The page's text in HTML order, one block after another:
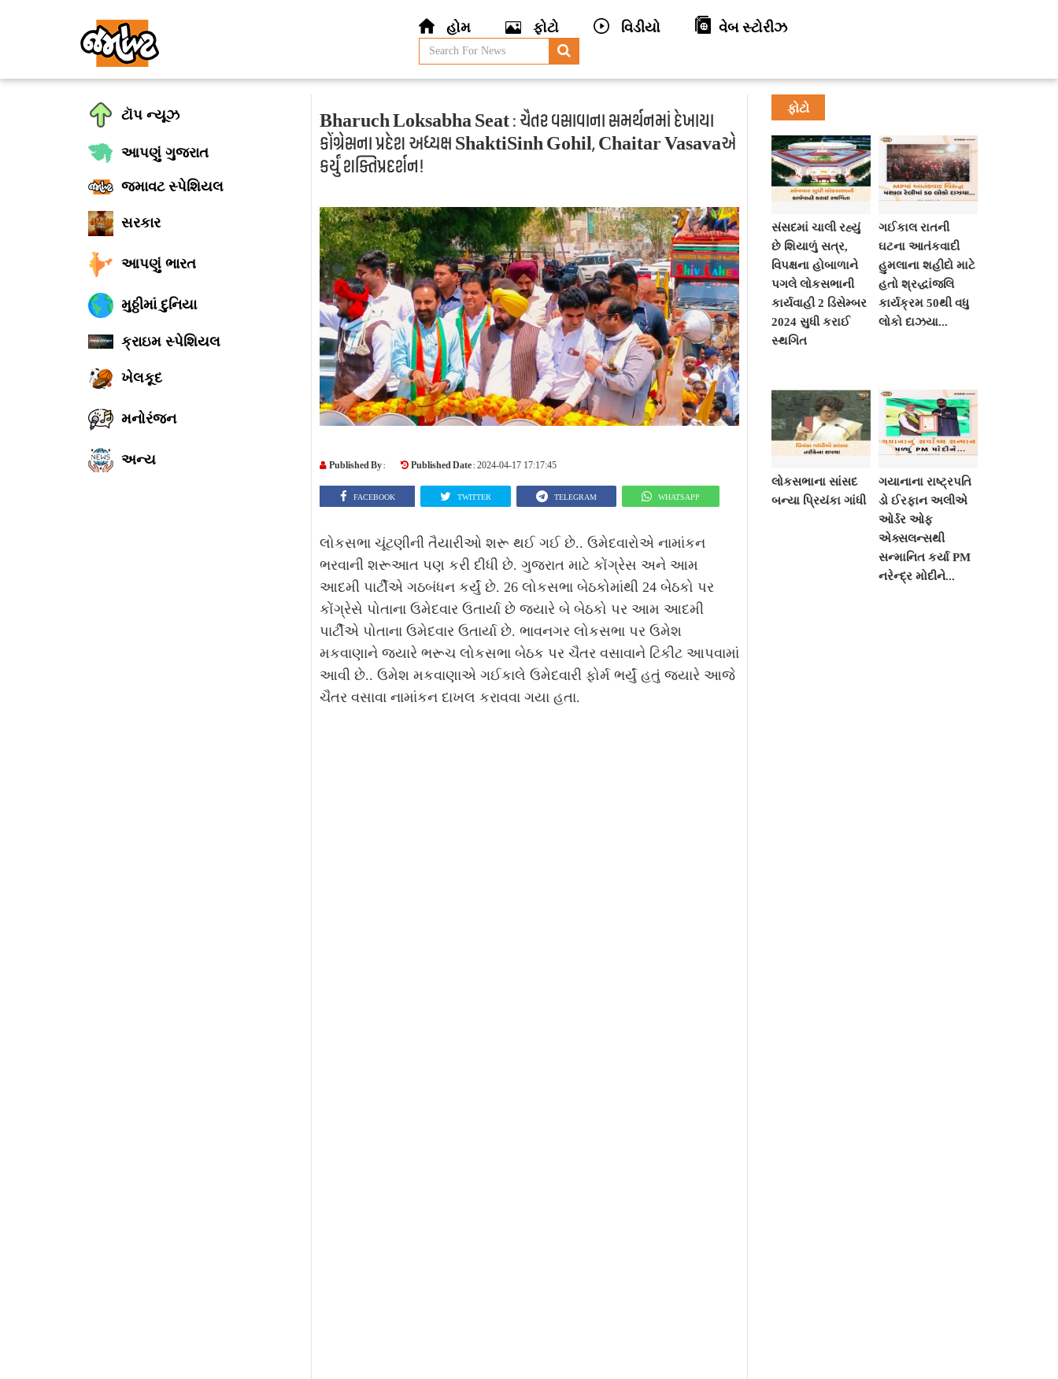
હોમ ફોટો વિડીયો વેબ સ્ટોરીઝ
ટૉપ ન્યૂઝ
આપણું ગુજરાત
જમાવટ સ્પેશિયલ
સરકાર
આપણું ભારત
મુઠ્ઠીમાં દુનિયા
ક્રાઇમ સ્પેશિયલ
ખેલકૂદ
મનોરંજન
અન્ય
Bharuch Loksabha Seat : ચૈતર વસાવાના સમર્થનમાં દેખાયા
કોંગ્રેસના પ્રદેશ અધ્યક્ષ ShaktiSinh Gohil, Chaitar Vasavaએ
કર્યું શક્તિપ્રદર્શન!
Published By : Published Date : 2024-04-17 17:17:45
FACEBOOK TWITTER TELEGRAM WHATSAPP
લોકસભા ચૂંટણીની તૈયારીઓ શરૂ થઈ ગઈ છે.. ઉમેદવારોએ નામાંકન
ભરવાની શરૂઆત પણ કરી દીધી છે. ગુજરાત માટે કોંગ્રેસ અને આમ
આદમી પાર્ટીએ ગઠબંધન કર્યું છે. 26 લોકસભા બેઠકોમાંથી 24 બેઠકો પર
કોંગ્રેસે પોતાના ઉમેદવાર ઉતાર્યા છે જ્યારે બે બેઠકો પર આમ આદમી
પાર્ટીએ પોતાના ઉમેદવાર ઉતાર્યા છે. ભાવનગર લોકસભા પર ઉમેશ
મકવાણાને જ્યારે ભરૂચ લોકસભા બેઠક પર ચૈતર વસાવાને ટિકીટ આપવામાં
આવી છે.. ઉમેશ મકવાણાએ ગઈકાલે ઉમેદવારી ફોર્મ ભર્યું હતું જ્યારે આજે
ચૈતર વસાવા નામાંકન દાખલ કરાવવા ગયા હતા.
ફોટો
સંસદમાં ચાલી રહ્યું
છે શિયાળું સત્ર,
વિપક્ષના હોબાળાને
પગલે લોકસભાની
કાર્યવાહી 2 ડિસેમ્બર
2024 સુધી કરાઈ
સ્થગિત
ગઈકાલ રાતની
ઘટના આતંકવાદી
હુમલાના શહીદો માટે
હતો શ્રદ્ધાંજલિ
કાર્યક્રમ 50થી વધુ
લોકો દાઝયા...
લોકસભાના સાંસદ
બન્યા પ્રિયંકા ગાંધી
ગયાનાના રાષ્ટ્રપતિ
ડો ઈરફાન અલીએ
ઓર્ડર ઓફ
એક્સલન્સથી
સન્માનિત કર્યા PM
નરેન્દ્ર મોદીને...